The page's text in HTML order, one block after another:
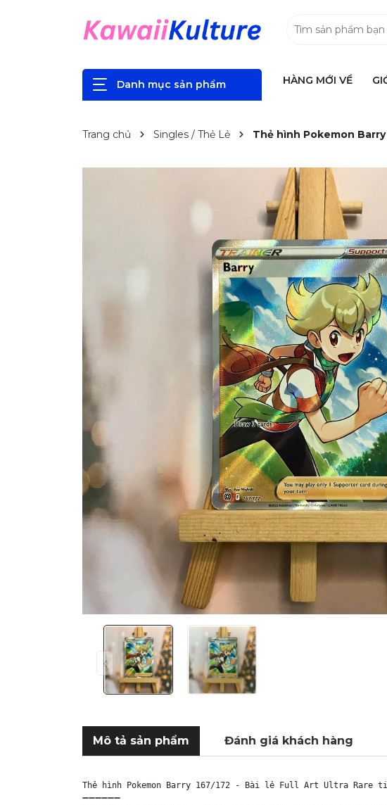
Danh mục sản phẩm HÀNG MỚI VỀ
Trang chủ Singles / Thẻ Lẻ Thẻ hình Pokemon
Mô tả sản phẩm Đánh giá khách hàng
Thẻ hình Pokemon Barry 167/172 - Bài lẻ Full Art Ultra Rare
➖➖➖➖➖➖